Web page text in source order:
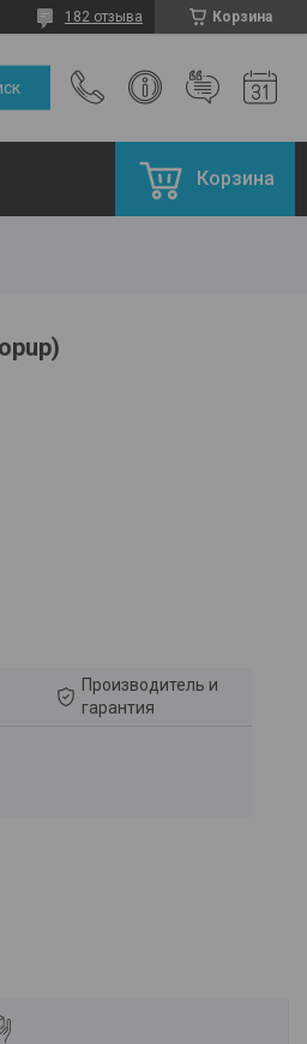
Корзина
182 отзыва
Корзина
Производитель и
гарантия